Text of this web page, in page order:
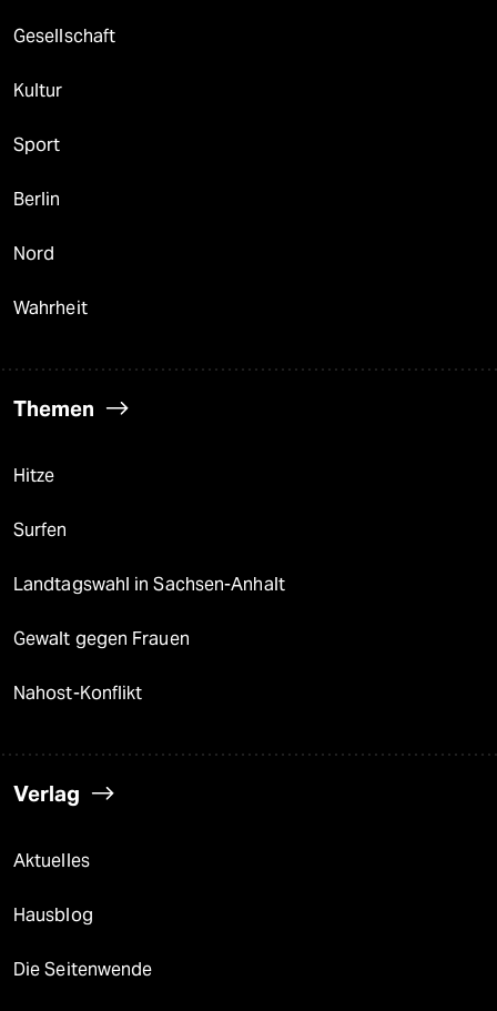
Gesellschaft
Kultur
Sport
Berlin
Nord
Wahrheit
Themen
Hitze
Surfen
Landtagswahl in Sachsen-Anhalt
Gewalt gegen Frauen
Nahost-Konflikt
Verlag
Aktuelles
Hausblog
Die Seitenwende